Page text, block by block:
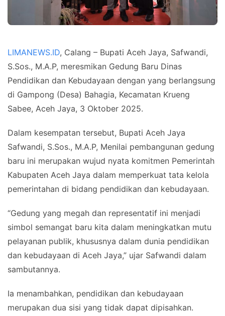
LIMANEWS.ID, Calang – Bupati Aceh Jaya, Safwandi,
S.Sos., M.A.P, meresmikan Gedung Baru Dinas
Pendidikan dan Kebudayaan dengan yang berlangsung
di Gampong (Desa) Bahagia, Kecamatan Krueng
Sabee, Aceh Jaya, 3 Oktober 2025.
Dalam kesempatan tersebut, Bupati Aceh Jaya
Safwandi, S.Sos., M.A.P, Menilai pembangunan gedung
baru ini merupakan wujud nyata komitmen Pemerintah
Kabupaten Aceh Jaya dalam memperkuat tata kelola
pemerintahan di bidang pendidikan dan kebudayaan.
“Gedung yang megah dan representatif ini menjadi
simbol semangat baru kita dalam meningkatkan mutu
pelayanan publik, khususnya dalam dunia pendidikan
dan kebudayaan di Aceh Jaya,” ujar Safwandi dalam
sambutannya.
Ia menambahkan, pendidikan dan kebudayaan
merupakan dua sisi yang tidak dapat dipisahkan.